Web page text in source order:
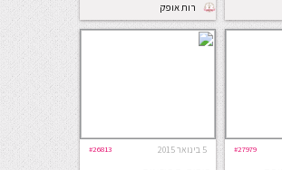
רות אופק
#27979 5 בינואר 2015 #26813